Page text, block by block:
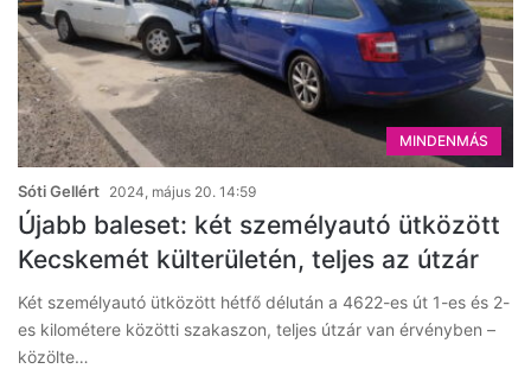
MINDENMÁS
Sóti Gellért 2024, május 20. 14:59
Újabb baleset: két személyautó ütközött
Kecskemét külterületén, teljes az útzár
Két személyautó ütközött hétfő délután a 4622-es út 1-es és 2-
es kilométere közötti szakaszon, teljes útzár van érvényben –
közölte…